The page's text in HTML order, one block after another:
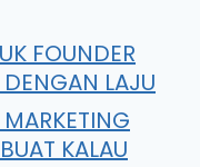
FOUNDER
LAJU
KALAU